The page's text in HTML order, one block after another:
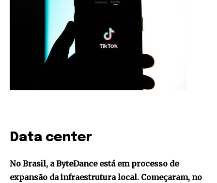
Data center
No Brasil, a ByteDance está em processo de
expansão da infraestrutura local. Começaram, no